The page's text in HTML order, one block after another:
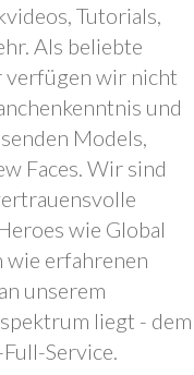
Tutorials,
Als beliebte
verfügen wir nicht
und
Models,
Faces. Wir sind
wie Global
wie erfahrenen
unserem
liegt - dem
Service.